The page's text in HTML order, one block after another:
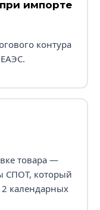
импорте
контура
товара —
СПОТ, который
календарных